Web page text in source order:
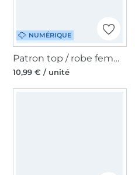
NUMÉRIQUE
Patron top / robe femme pdf Das Sommerding Four Chapter, en allemand
10,99 € / unité